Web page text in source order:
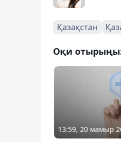
Қазақстан
Оқи
13:59, 20 мамыр